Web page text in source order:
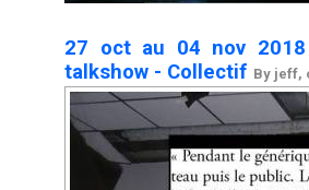
27 oct au 04 nov
talkshow - Collectif By jeff,